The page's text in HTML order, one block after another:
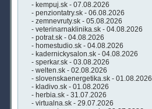
- kempuj.sk - 07.08.2026
- penziontatry.sk - 06.08.2026
- zemnevruty.sk - 05.08.2026
- veterinarnaklinika.sk - 04.08.2026
- potrat.sk - 04.08.2026
- homestudio.sk - 04.08.2026
- kadernickysalon.sk - 04.08.2026
- sperkar.sk - 03.08.2026
- welten.sk - 02.08.2026
- slovenskaenergetika.sk - 01.08.2026
- kladivo.sk - 01.08.2026
- herbia.sk - 31.07.2026
- virtualna.sk - 29.07.2026